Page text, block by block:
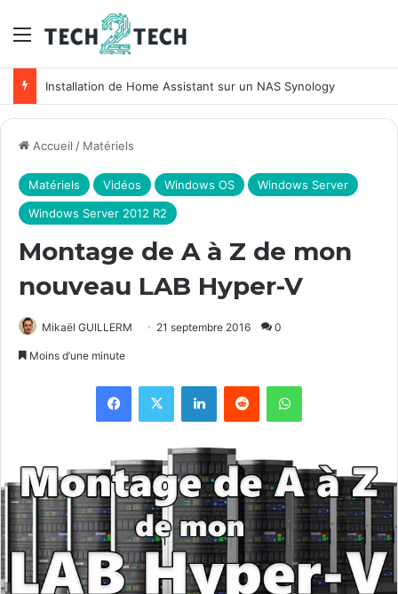
Menu
Installation de Home Assistant sur un NAS Synology
Accueil / Matériels
Matériels Vidéos Windows OS
Windows Server
Windows Server 2012 R2
Montage de A à Z de mon
nouveau LAB Hyper-V
Mikaël GUILLERM 21 septembre 2016 0
Moins d’une minute